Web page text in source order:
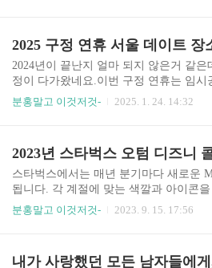
식품 관련 업종에서 근무하기 위해 반드
위생증명서- 보건소에서 검사 후, 발급받
문서- 식당, 카페, 제과점, 급식소, 유치원
조리사 등 필수 제출 2. 건강진단결과서(
필요한 직종은 뭐가 있나요? - 음식 제조
련 아르바이트 (편의점, 패스트푸드 등)
2025 구정 연휴 서울 데이트 장
2024년이 끝난지 얼마 되지 않은거 같은
정이 다가왔네요.이번 구정 연휴는 임시
지 지정되어 긴 연휴가 시작되는데요.서
구 을지로 12 서울광장스케이트 (서울
영일 : 2024년 12월 20일(금) ~ 2025년 2
운영시간 1. 평일(일~금) : 10:00~21:30
(토요일) & 12/25, 1/1, 1/27, 1/28, 1/29, 1/
0~23:00 3. 12/24, 12/31 : 10:00~24:30✓
분홍말고 이것저것- 2025. 1. 24. 14:32
스타벅스에서는 매년 분기마다 새로운
됩니다. 각 계절에 맞는 색깔과 아이콘
다양한 MD가 나오기 때문에 스타벅스
년 기념으로 스타벅스와 콜라보를 했습
분홍말고 이것저것- 2023. 9. 15. 17:56